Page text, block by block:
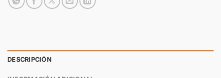
DESCRIPCIÓN